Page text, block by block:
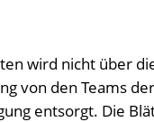
wird nicht über
von den Teams der
entsorgt. Die